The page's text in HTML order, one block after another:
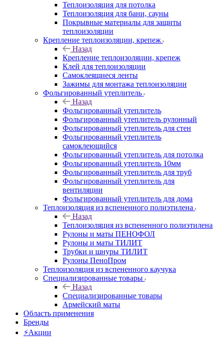
Теплоизоляция для потолка
Теплоизоляция для бани, сауны
Покрывные материалы для защиты
теплоизоляции
Крепление теплоизоляции, крепеж
Назад
Крепление теплоизоляции, крепеж
Клей для теплоизоляции
Самоклеящиеся ленты
Зажимы для монтажа теплоизоляции
Фольгированный утеплитель
Назад
Фольгированный утеплитель
Фольгированный утеплитель рулонный
Фольгированный утеплитель для стен
Фольгированный утеплитель
самоклеющийся
Фольгированный утеплитель для потолка
Фольгированный утеплитель 10мм
Фольгированный утеплитель для труб
Фольгированный утеплитель для
вентиляции
Фольгированный утеплитель для дома
Теплоизоляция из вспененного полиэтилена
Назад
Теплоизоляция из вспененного полиэтилена
Рулоны и маты ПЕНОФОЛ
Рулоны и маты ТИЛИТ
Трубки и шнуры ТИЛИТ
Рулоны ПеноПром
Теплоизоляция из вспененного каучука
Специализированные товары
Назад
Специализированные товары
Армейский маты
Область применения
Бренды
⚡Акции